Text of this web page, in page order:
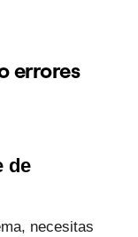
errores
de
necesitas